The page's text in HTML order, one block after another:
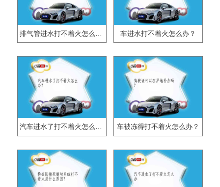
车进水打不着火怎么办？
汽车进水了打不着火怎么办？ 车被冻得打不着火怎么办？